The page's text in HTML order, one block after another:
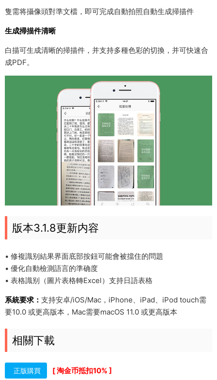
隻需将攝像頭對準文檔，即可完成自動拍照自動生成掃描件
生成掃描件清晰
白描可生成清晰的掃描件，并支持多種色彩的切換，并可快速合
成PDF。
版本3.1.8更新内容
• 修複識别結果界面底部按鈕可能會被擋住的問題
• 優化自動檢測語言的準确度
• 表格識别（圖片表格轉Excel）支持日語表格
系統要求： 支持安卓/iOS/Mac，iPhone、iPad、iPod touch需
要10.0 或更高版本，Mac需要macOS 11.0 或更高版本
相關下載
正版購買 [ 淘金币抵扣10% ]